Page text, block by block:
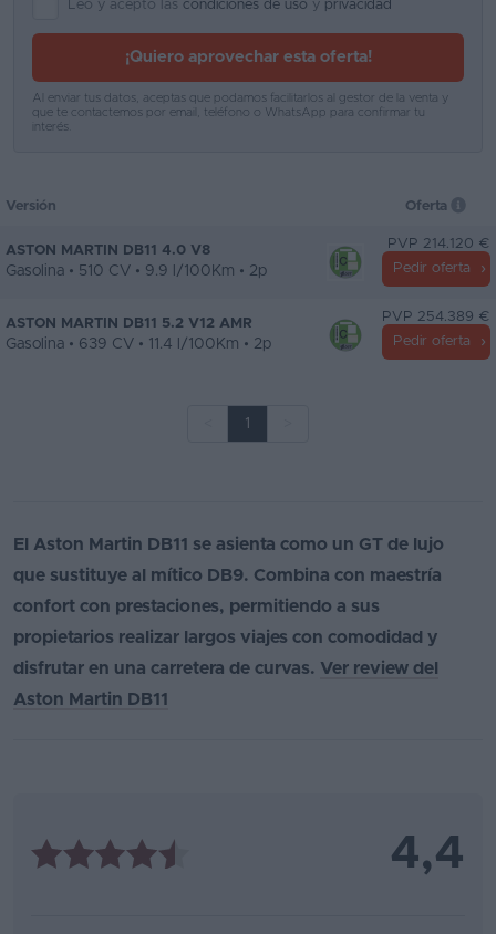
Leo y acepto las condiciones de uso y privacidad
¡Quiero aprovechar esta oferta!
Al enviar tus datos, aceptas que podamos facilitarlos al gestor de la venta y
que te contactemos por email, teléfono o WhatsApp para confirmar tu
interés.
Versión Oferta
ASTON MARTIN DB11 4.0 V8
Gasolina • 510 CV • 9.9 l/100Km • 2p
PVP 214.120 €
Pedir oferta
ASTON MARTIN DB11 5.2 V12 AMR
Gasolina • 639 CV • 11.4 l/100Km • 2p
PVP 254.389 €
Pedir oferta
1
El Aston Martin DB11 se asienta como un GT de lujo
que sustituye al mítico DB9. Combina con maestría
confort con prestaciones, permitiendo a sus
propietarios realizar largos viajes con comodidad y
disfrutar en una carretera de curvas. Ver review del
Aston Martin DB11
4,4